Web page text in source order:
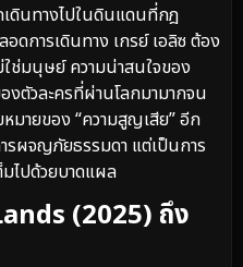
ดินทางไปในดินแดนที่กฎ
ดการเดินทาง เกรย์ เอลิซ ต้อง
ช่มนุษย์ ความน่าสนใจของ
งตัวละครที่ผ่านโลกมามากจน
มายของ “ความสูญเสีย” อีก
ผจญภัยธรรมดา แต่เป็นการ
มไปด้วยบาดแผล
(2025) ถึง